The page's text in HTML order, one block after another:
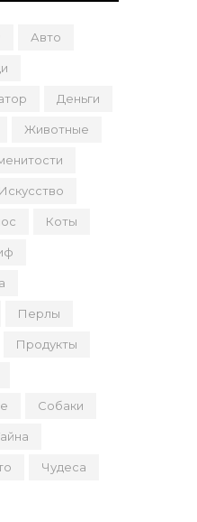
Авто
Деньги
Животные
Искусство
Коты
Перлы
Продукты
Собаки
Чудеса